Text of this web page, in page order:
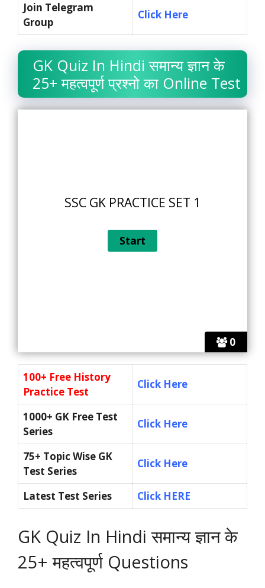
Join Telegram
Group
Click Here
GK Quiz In Hindi समान्य ज्ञान के
25+ महत्वपूर्ण प्रश्नो का Online Test
0
SSC GK PRACTICE SET 1
100+ Free History
Practice Test
Click Here
1000+ GK Free Test
Series
Click Here
75+ Topic Wise GK
Test Series
Click Here
Latest Test Series Click HERE
GK Quiz In Hindi समान्य ज्ञान के
25+ महत्वपूर्ण Questions